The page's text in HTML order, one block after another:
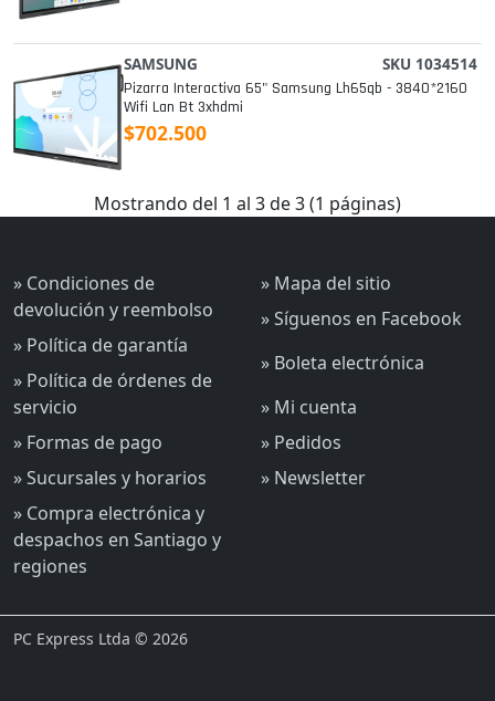
SAMSUNG SKU 1034514
Pizarra Interactiva 65" Samsung Lh65qb - 3840*2160
Wifi Lan Bt 3xhdmi
$702.500
Mostrando del 1 al 3 de 3 (1 páginas)
» Condiciones de
devolución y reembolso
» Política de garantía
» Política de órdenes de
servicio
» Formas de pago
» Sucursales y horarios
» Compra electrónica y
despachos en Santiago y
regiones
» Mapa del sitio
» Síguenos en Facebook
» Boleta electrónica
» Mi cuenta
» Pedidos
» Newsletter
PC Express Ltda © 2026